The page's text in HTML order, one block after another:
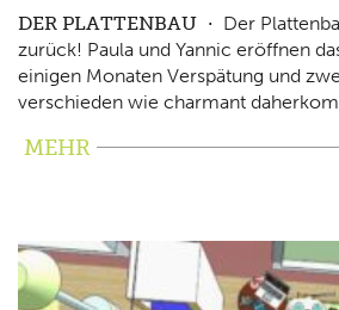
DER PLATTENBAU
Der
zurück! Paula und Yannic eröffnen
einigen Monaten Verspätung und
verschieden wie charmant
MEHR